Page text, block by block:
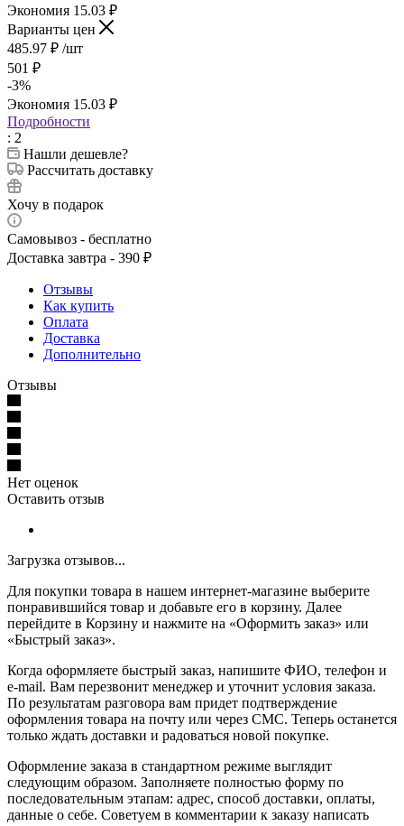
Экономия 15.03 ₽
Варианты цен
485.97 ₽ /шт
501 ₽
-3%
Экономия 15.03 ₽
Подробности
: 2
Нашли дешевле?
Рассчитать доставку
Хочу в подарок
Самовывоз - бесплатно
Доставка завтра - 390 ₽
Отзывы
Как купить
Оплата
Доставка
Дополнительно
Отзывы
Нет оценок
Оставить отзыв
Загрузка отзывов...
Для покупки товара в нашем интернет-магазине выберите
понравившийся товар и добавьте его в корзину. Далее
перейдите в Корзину и нажмите на «Оформить заказ» или
«Быстрый заказ».
Когда оформляете быстрый заказ, напишите ФИО, телефон и
e-mail. Вам перезвонит менеджер и уточнит условия заказа.
По результатам разговора вам придет подтверждение
оформления товара на почту или через СМС. Теперь останется
только ждать доставки и радоваться новой покупке.
Оформление заказа в стандартном режиме выглядит
следующим образом. Заполняете полностью форму по
последовательным этапам: адрес, способ доставки, оплаты,
данные о себе. Советуем в комментарии к заказу написать